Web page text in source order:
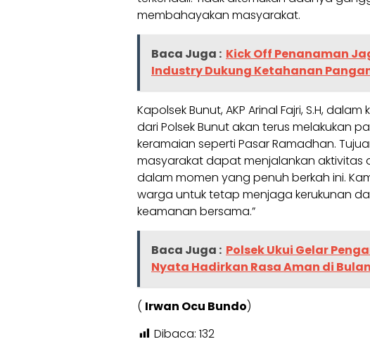
membahayakan masyarakat.
Baca Juga : Kick Off Penanaman
Industry Dukung Ketahanan
Kapolsek Bunut, AKP Arinal Fajri, S.H,
dari Polsek Bunut akan terus melakukan
keramaian seperti Pasar Ramadhan.
masyarakat dapat menjalankan
dalam momen yang penuh berkah ini.
warga untuk tetap menjaga kerukunan
keamanan bersama.”
Baca Juga : Polsek Ukui Gelar
Nyata Hadirkan Rasa Aman di
( Irwan Ocu Bundo)
Dibaca: 132